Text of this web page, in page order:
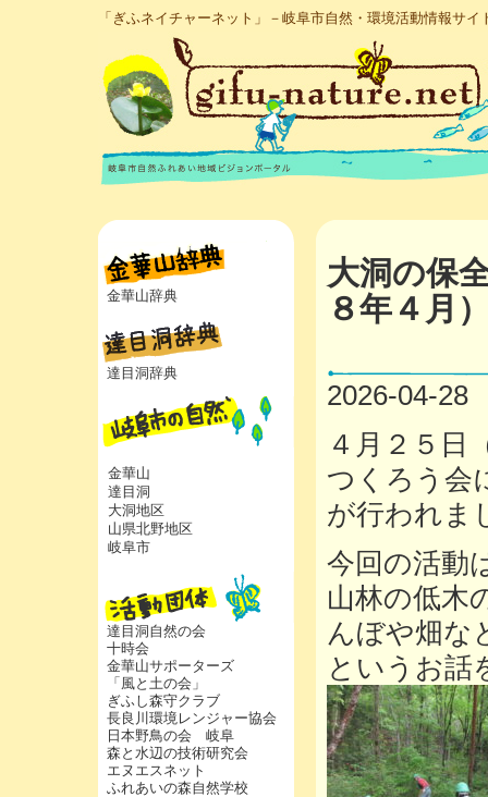
「ぎふネイチャーネット」－岐阜市自然・環境活動情報サイ
金華山辞典
達目洞辞典
金華山
達目洞
大洞地区
山県北野地区
岐阜市
達目洞自然の会
十時会
金華山サポーターズ
「風と土の会」
ぎふし森守クラブ
長良川環境レンジャー協会
日本野鳥の会 岐阜
森と水辺の技術研究会
エヌエスネット
ふれあいの森自然学校
大洞の保
８年４月
2026-04-28
４月２５日
つくろう会
が行われま
今回の活動
山林の低木
んぼや畑な
というお話